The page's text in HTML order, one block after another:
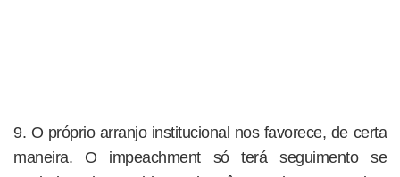
9. O próprio arranjo institucional nos favorece, de certa
maneira. O impeachment só terá seguimento se